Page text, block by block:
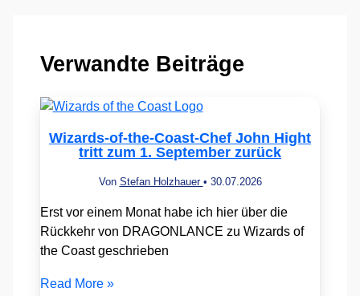
Verwandte Beiträge
Wizards-of-the-Coast-Chef John Hight
tritt zum 1. September zurück
Von Stefan Holzhauer • 30.07.2026
Erst vor einem Monat habe ich hier über die
Rückkehr von DRAGONLANCE zu Wizards of
the Coast geschrieben
Read More »